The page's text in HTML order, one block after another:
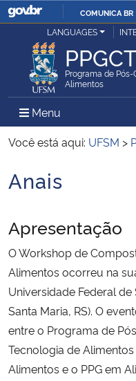
COMUNICA BR
Ministério da Justiça e Segurança
Ministério da Defesa
Ministério das Relações Exteriores
Ministério da Economia
Ministério da Agricultura,
Ministério da Saúde
LANGUAGES
Programa de
Alimentos
Menu Menu
Você está aqui: UFSM >
Início do conteúdo
Anais
Apresentação
O Workshop de
Alimentos ocorreu na
Universidade Federal
Santa Maria, RS). O
entre o Programa de
Tecnologia de
Alimentos e o PPG em